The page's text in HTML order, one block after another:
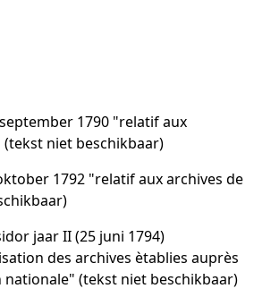
1790 "relatif aux
niet beschikbaar)
1792 "relatif aux archives de
jaar II (25 juni 1794)
des archives ètablies auprès
(tekst niet beschikbaar)